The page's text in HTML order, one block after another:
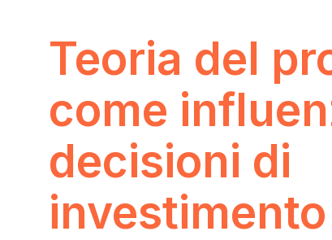
Teoria del
come
decisioni di
investimento